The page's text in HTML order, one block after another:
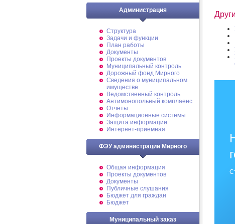
Администрация
Структура
Задачи и функции
План работы
Документы
Проекты документов
Муниципальный контроль
Дорожный фонд Мирного
Cведения о муниципальном
имуществе
Ведомственный контроль
Антимонопольный комплаенс
Отчеты
Информационные системы
Защита информации
Интернет-приемная
ФЭУ администрации Мирного
Общая информация
Проекты документов
Документы
Публичные слушания
Бюджет для граждан
Бюджет
Муниципальный заказ